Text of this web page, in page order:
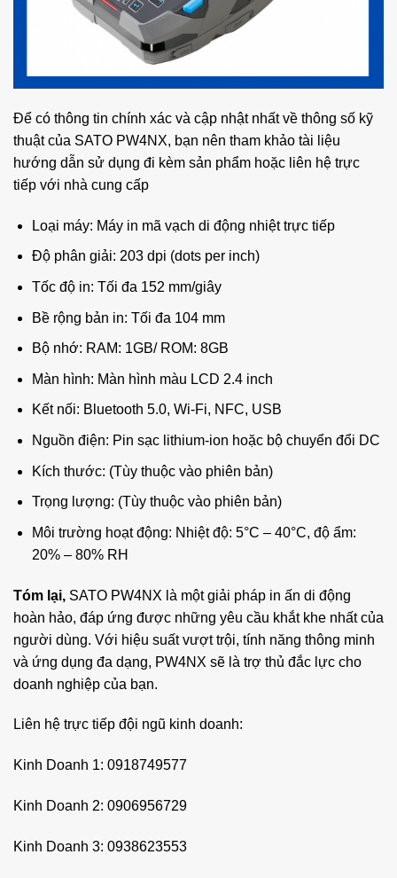
Để có thông tin chính xác và cập nhật nhất về thông số kỹ
thuật của SATO PW4NX, bạn nên tham khảo tài liệu
hướng dẫn sử dụng đi kèm sản phẩm hoặc liên hệ trực
tiếp với nhà cung cấp
Loại máy: Máy in mã vạch di động nhiệt trực tiếp
Độ phân giải: 203 dpi (dots per inch)
Tốc độ in: Tối đa 152 mm/giây
Bề rộng bản in: Tối đa 104 mm
Bộ nhớ: RAM: 1GB/ ROM: 8GB
Màn hình: Màn hình màu LCD 2.4 inch
Kết nối: Bluetooth 5.0, Wi-Fi, NFC, USB
Nguồn điện: Pin sạc lithium-ion hoặc bộ chuyển đổi DC
Kích thước: (Tùy thuộc vào phiên bản)
Trọng lượng: (Tùy thuộc vào phiên bản)
Môi trường hoạt động: Nhiệt độ: 5°C – 40°C, độ ẩm:
20% – 80% RH
Tóm lại, SATO PW4NX là một giải pháp in ấn di động
hoàn hảo, đáp ứng được những yêu cầu khắt khe nhất của
người dùng. Với hiệu suất vượt trội, tính năng thông minh
và ứng dụng đa dạng, PW4NX sẽ là trợ thủ đắc lực cho
doanh nghiệp của bạn.
Liên hệ trực tiếp đội ngũ kinh doanh:
Kinh Doanh 1: 0918749577
Kinh Doanh 2: 0906956729
Kinh Doanh 3: 0938623553